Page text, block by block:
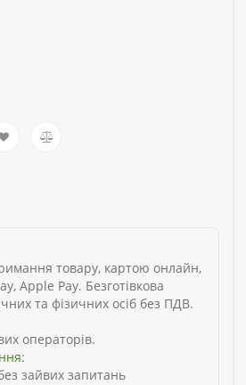
товару, картою онлайн,
Apple Pay. Безготівкова
та фізичних осіб без ПДВ.
операторів.
зайвих запитань